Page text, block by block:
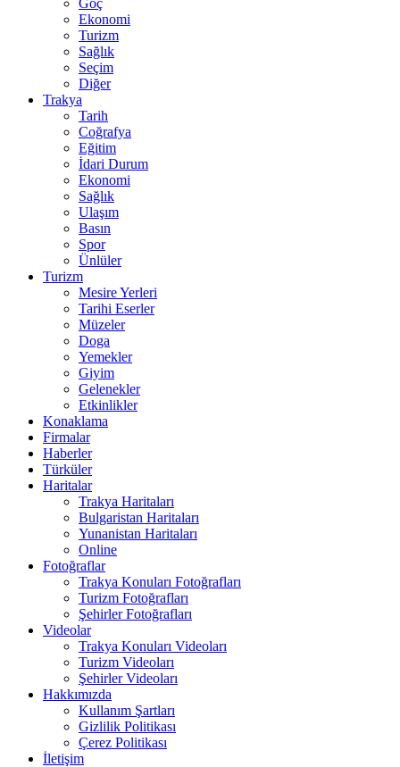
Ekonomi
Turizm
Sağlık
Seçim
Diğer
Trakya
Tarih
Coğrafya
Eğitim
İdari Durum
Ekonomi
Sağlık
Ulaşım
Basın
Spor
Ünlüler
Turizm
Mesire Yerleri
Tarihi Eserler
Müzeler
Doga
Yemekler
Giyim
Gelenekler
Etkinlikler
Konaklama
Firmalar
Haberler
Türküler
Haritalar
Trakya Haritaları
Bulgaristan Haritaları
Yunanistan Haritaları
Online
Fotoğraflar
Trakya Konuları Fotoğrafları
Turizm Fotoğrafları
Şehirler Fotoğrafları
Videolar
Trakya Konuları Videoları
Turizm Videoları
Şehirler Videoları
Hakkımızda
Kullanım Şartları
Gizlilik Politikası
Çerez Politikası
İletişim